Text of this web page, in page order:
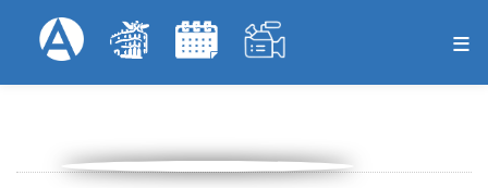
al
Menú Superior